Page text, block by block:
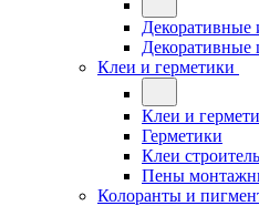
Декоративные
Декоративные
Клеи и герметики
Клеи и
Герметики
Клеи
Пены
Колоранты и